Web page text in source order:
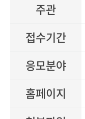
주관
접수기간
응모분야
홈페이지